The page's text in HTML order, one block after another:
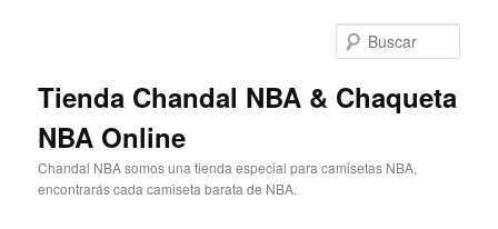
Tienda Chandal NBA & Chaqueta
NBA Online
Chandal NBA somos una tienda especial para camisetas NBA,
encontrarás cada camiseta barata de NBA.